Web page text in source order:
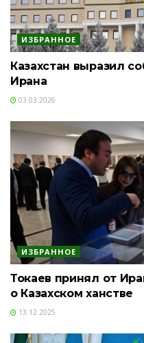
ИЗБРАННОЕ
Казахстан выразил
Ирана
03.03.2026
ИЗБРАННОЕ
Токаев принял от
о Казахском ханстве
13.12.2025